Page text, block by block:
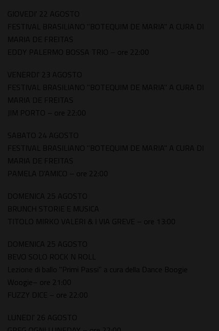
GIOVEDI' 22 AGOSTO
FESTIVAL BRASILIANO "BOTEQUIM DE MARIA" A CURA DI
MARIA DE FREITAS
EDDY PALERMO BOSSA TRIO – ore 22:00
VENERDI' 23 AGOSTO
FESTIVAL BRASILIANO "BOTEQUIM DE MARIA" A CURA DI
MARIA DE FREITAS
JIM PORTO – ore 22:00
SABATO 24 AGOSTO
FESTIVAL BRASILIANO "BOTEQUIM DE MARIA" A CURA DI
MARIA DE FREITAS
PAMELA D'AMICO – ore 22:00
DOMENICA 25 AGOSTO
BRUNCH STORIE E MUSICA
TITOLO MIRKO VALERI & I VIA GREVE – ore 13:00
DOMENICA 25 AGOSTO
BEVO SOLO ROCK N ROLL
Lezione di ballo "Primi Passi" a cura della Dance Boogie
Woogie– ore 21:00
FUZZY DICE – ore 22:00
LUNEDI' 26 AGOSTO